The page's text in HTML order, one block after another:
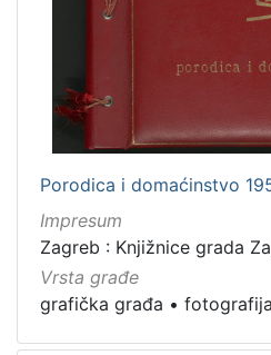
Porodica i domaćinstvo
Impresum
Zagreb : Knjižnice grada
Vrsta građe
grafička građa • fotografija